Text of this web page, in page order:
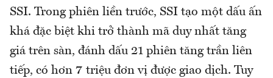
SSI. Trong phiên liền trước, SSI tạo một dấu ấn
khá đặc biệt khi trở thành mã duy nhất tăng
giá trên sàn, đánh dấu 21 phiên tăng trần liên
tiếp, có hơn 7 triệu đơn vị được giao dịch. Tuy